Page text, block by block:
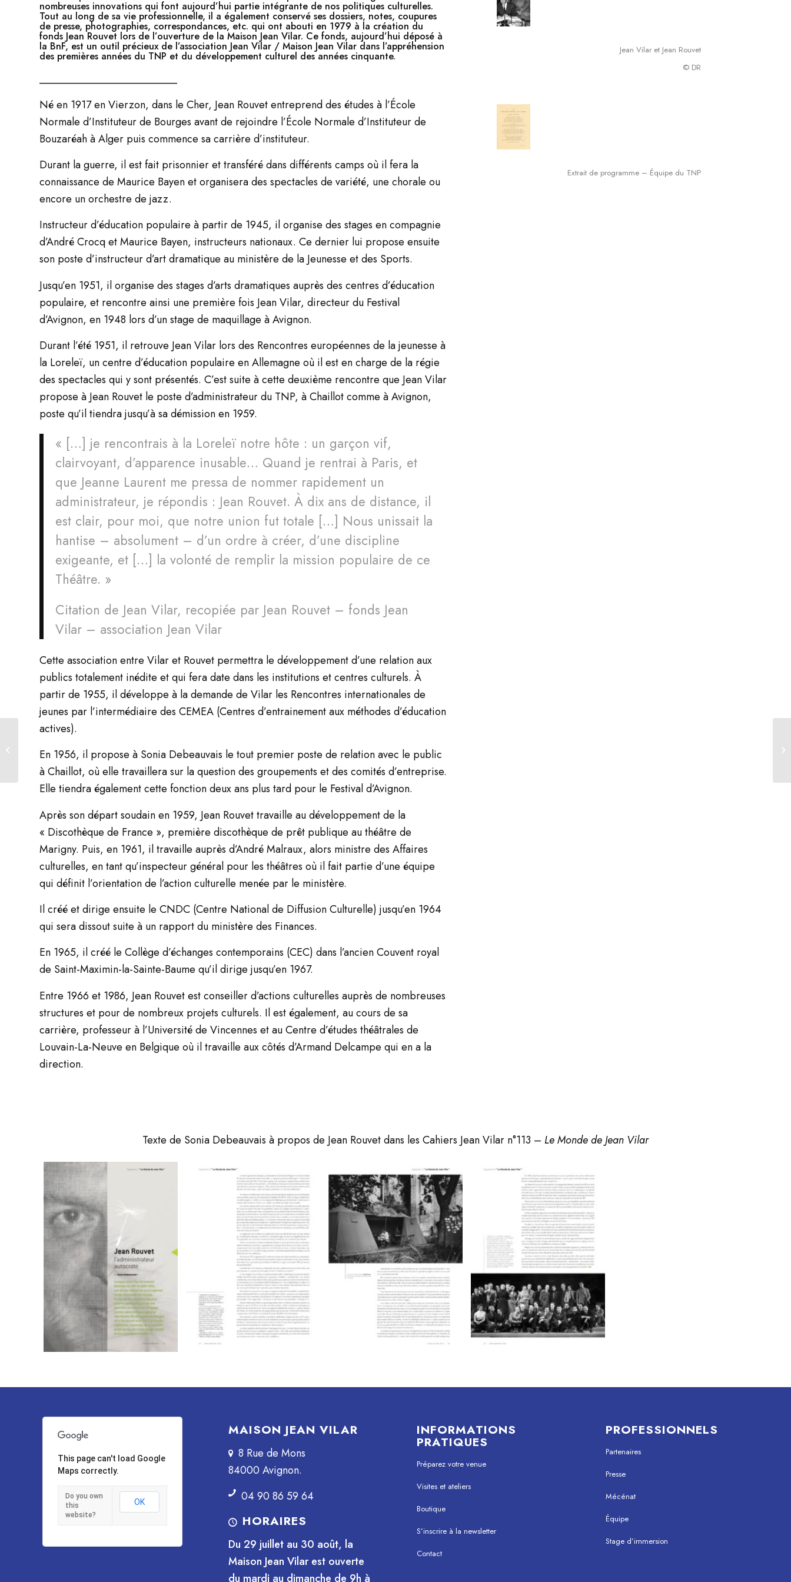
nombreuses innovations qui font aujourd’hui partie intégrante de nos politiques culturelles.
Tout au long de sa vie professionnelle, il a également conservé ses dossiers, notes, coupures
de presse, photographies, correspondances, etc. qui ont abouti en 1979 à la création du
fonds Jean Rouvet lors de l’ouverture de la Maison Jean Vilar. Ce fonds, aujourd’hui déposé à
la BnF, est un outil précieux de l’association Jean Vilar / Maison Jean Vilar dans l’appréhension
des premières années du TNP et du développement culturel des années cinquante.
__________________________
Né en 1917 en Vierzon, dans le Cher, Jean Rouvet entreprend des études à l’École
Normale d’Instituteur de Bourges avant de rejoindre l’École Normale d’Instituteur de
Bouzaréah à Alger puis commence sa carrière d’instituteur.
Durant la guerre, il est fait prisonnier et transféré dans différents camps où il fera la
connaissance de Maurice Bayen et organisera des spectacles de variété, une chorale ou
encore un orchestre de jazz.
Instructeur d’éducation populaire à partir de 1945, il organise des stages en compagnie
d’André Crocq et Maurice Bayen, instructeurs nationaux. Ce dernier lui propose ensuite
son poste d’instructeur d’art dramatique au ministère de la Jeunesse et des Sports.
Jusqu’en 1951, il organise des stages d’arts dramatiques auprès des centres d’éducation
populaire, et rencontre ainsi une première fois Jean Vilar, directeur du Festival
d’Avignon, en 1948 lors d’un stage de maquillage à Avignon.
Durant l’été 1951, il retrouve Jean Vilar lors des Rencontres européennes de la jeunesse à
la Loreleï, un centre d’éducation populaire en Allemagne où il est en charge de la régie
des spectacles qui y sont présentés. C’est suite à cette deuxième rencontre que Jean Vilar
propose à Jean Rouvet le poste d’administrateur du TNP, à Chaillot comme à Avignon,
poste qu’il tiendra jusqu’à sa démission en 1959.
« […] je rencontrais à la Loreleï notre hôte : un garçon vif,
clairvoyant, d’apparence inusable… Quand je rentrai à Paris, et
que Jeanne Laurent me pressa de nommer rapidement un
administrateur, je répondis : Jean Rouvet. À dix ans de distance, il
est clair, pour moi, que notre union fut totale […] Nous unissait la
hantise – absolument – d’un ordre à créer, d’une discipline
exigeante, et […] la volonté de remplir la mission populaire de ce
Théâtre. »
Citation de Jean Vilar, recopiée par Jean Rouvet – fonds Jean
Vilar – association Jean Vilar
Cette association entre Vilar et Rouvet permettra le développement d’une relation aux
publics totalement inédite et qui fera date dans les institutions et centres culturels. À
partir de 1955, il développe à la demande de Vilar les Rencontres internationales de
jeunes par l’intermédiaire des CEMEA (Centres d’entrainement aux méthodes d’éducation
actives).
En 1956, il propose à Sonia Debeauvais le tout premier poste de relation avec le public
à Chaillot, où elle travaillera sur la question des groupements et des comités d’entreprise.
Elle tiendra également cette fonction deux ans plus tard pour le Festival d’Avignon.
Après son départ soudain en 1959, Jean Rouvet travaille au développement de la
« Discothèque de France », première discothèque de prêt publique au théâtre de
Marigny. Puis, en 1961, il travaille auprès d’André Malraux, alors ministre des Affaires
culturelles, en tant qu’inspecteur général pour les théâtres où il fait partie d’une équipe
qui définit l’orientation de l’action culturelle menée par le ministère.
Il créé et dirige ensuite le CNDC (Centre National de Diffusion Culturelle) jusqu’en 1964
qui sera dissout suite à un rapport du ministère des Finances.
En 1965, il créé le Collège d’échanges contemporains (CEC) dans l’ancien Couvent royal
de Saint-Maximin-la-Sainte-Baume qu’il dirige jusqu’en 1967.
Entre 1966 et 1986, Jean Rouvet est conseiller d’actions culturelles auprès de nombreuses
structures et pour de nombreux projets culturels. Il est également, au cours de sa
carrière, professeur à l’Université de Vincennes et au Centre d’études théâtrales de
Louvain-La-Neuve en Belgique où il travaille aux côtés d’Armand Delcampe qui en a la
direction.
Jean Vilar et Jean Rouvet
© DR
Extrait de programme – Équipe du TNP
Texte de Sonia Debeauvais à propos de Jean Rouvet dans les Cahiers Jean Vilar n°113 – Le Monde de Jean Vilar
This page can't load Google
Maps correctly.
Do you own
this
website?
OK
MAISON JEAN VILAR
8 Rue de Mons
84000 Avignon.
04 90 86 59 64
HORAIRES
Du 29 juillet au 30 août, la
Maison Jean Vilar est ouverte
du mardi au dimanche de 9h à
INFORMATIONS
PRATIQUES
Préparez votre venue
Visites et ateliers
Boutique
S’inscrire à la newsletter
Contact
PROFESSIONNELS
Partenaires
Presse
Mécénat
Équipe
Stage d’immersion
L’association Jean Vilar
/ Maison Jean Vilar